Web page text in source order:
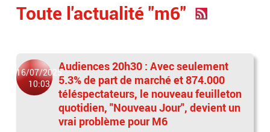
Toute l'actualité "m6"
16/07/2025
10:03
Audiences 20h30 : Avec seulement
5.3% de part de marché et 874.000
téléspectateurs, le nouveau feuilleton
quotidien, "Nouveau Jour", devient un
vrai problème pour M6